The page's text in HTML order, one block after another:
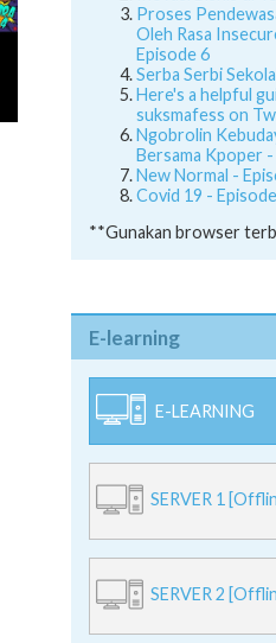
Proses
Oleh Rasa
Episode 6
Serba Serbi
Here's a helpful
suksmafess on
Ngobrolin
Bersama Kpoper
New Normal -
Covid 19 -
**Gunakan browser
E-learning
E-LEARNING
SERVER 1
SERVER 2